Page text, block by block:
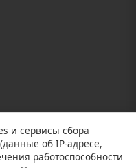
и сервисы сбора
об IP-адресе,
работоспособности